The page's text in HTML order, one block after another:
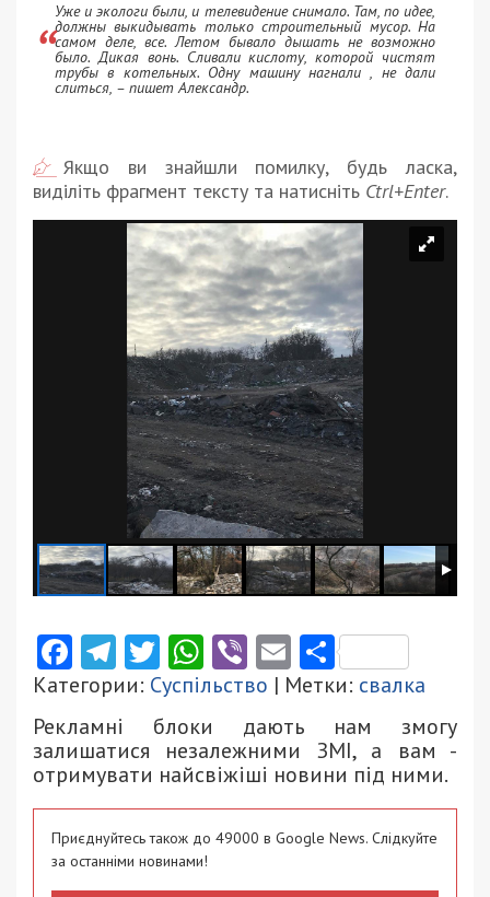
Уже и экологи были, и телевидение снимало. Там, по идее,
должны выкидывать только строительный мусор. На
самом деле, все. Летом бывало дышать не возможно
было. Дикая вонь. Сливали кислоту, которой чистят
трубы в котельных. Одну машину нагнали , не дали
слиться, – пишет Александр.
Якщо ви знайшли помилку, будь ласка,
виділіть фрагмент тексту та натисніть Ctrl+Enter.
Facebook
Telegram
Twitter
WhatsApp
ViberEmail
Категории: Суспільство | Метки: свалка
Рекламні блоки дають нам змогу
залишатися незалежними ЗМІ, а вам -
отримувати найсвіжіші новини під ними.
Приєднуйтесь також до 49000 в Google News. Слідкуйте
за останніми новинами!